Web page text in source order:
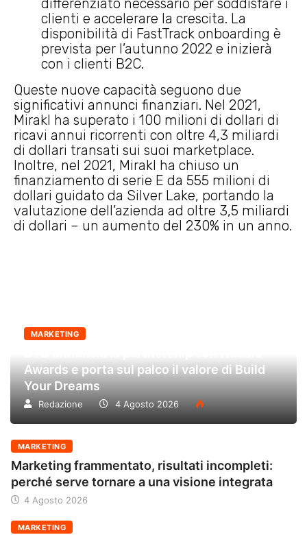
clienti e accelerare la crescita. La
disponibilità di FastTrack onboarding è
prevista per l’autunno 2022 e inizierà
con i clienti B2C.
Queste nuove capacità seguono due
significativi annunci finanziari. Nel 2021,
Mirakl ha superato i 100 milioni di dollari di
ricavi annui ricorrenti con oltre 4,3 miliardi
di dollari transati sui suoi marketplace.
Inoltre, nel 2021, Mirakl ha chiuso un
finanziamento di serie E da 555 milioni di
dollari guidato da Silver Lake, portando la
valutazione dell’azienda ad oltre 3,5 miliardi
di dollari – un aumento del 230% in un anno.
MARKETING
Awards e porta sul palco il valore di Build
Your Dreams
Redazione 4 Agosto 2026
MARKETING
Marketing frammentato, risultati incompleti:
perché serve tornare a una visione integrata
4 Agosto 2026
MARKETING